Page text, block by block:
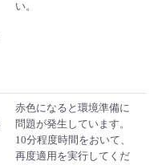
い。
赤色になると環境準備に
問題が発生しています。
10分程度時間をおいて、
再度適用を実行してくだ